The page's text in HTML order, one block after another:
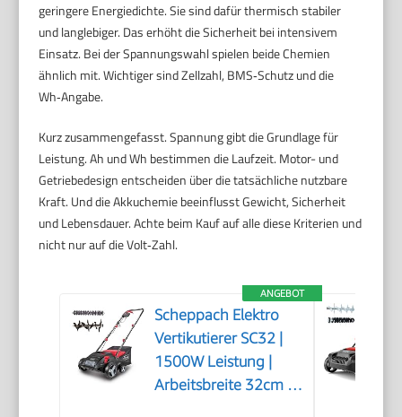
geringere Energiedichte. Sie sind dafür thermisch stabiler
und langlebiger. Das erhöht die Sicherheit bei intensivem
Einsatz. Bei der Spannungswahl spielen beide Chemien
ähnlich mit. Wichtiger sind Zellzahl, BMS‑Schutz und die
Wh‑Angabe.
Kurz zusammengefasst. Spannung gibt die Grundlage für
Leistung. Ah und Wh bestimmen die Laufzeit. Motor- und
Getriebedesign entscheiden über die tatsächliche nutzbare
Kraft. Und die Akkuchemie beeinflusst Gewicht, Sicherheit
und Lebensdauer. Achte beim Kauf auf alle diese Kriterien und
nicht nur auf die Volt‑Zahl.
ANGEBOT
Scheppach Elektro
Vertikutierer SC32 |
1500W Leistung |
Arbeitsbreite 32cm |